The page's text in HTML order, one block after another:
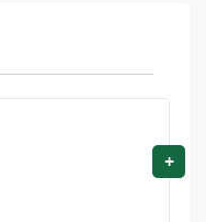
+